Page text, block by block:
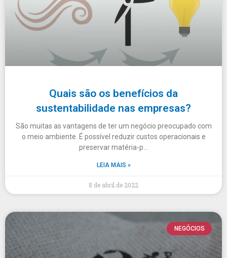
Quais são os benefícios da
sustentabilidade nas empresas?
São muitas as vantagens de ter um negócio preocupado com
o meio ambiente. É possível reduzir custos operacionais e
preservar matéria-p…
LEIA MAIS »
8 de abril de 2022
NEGÓCIOS